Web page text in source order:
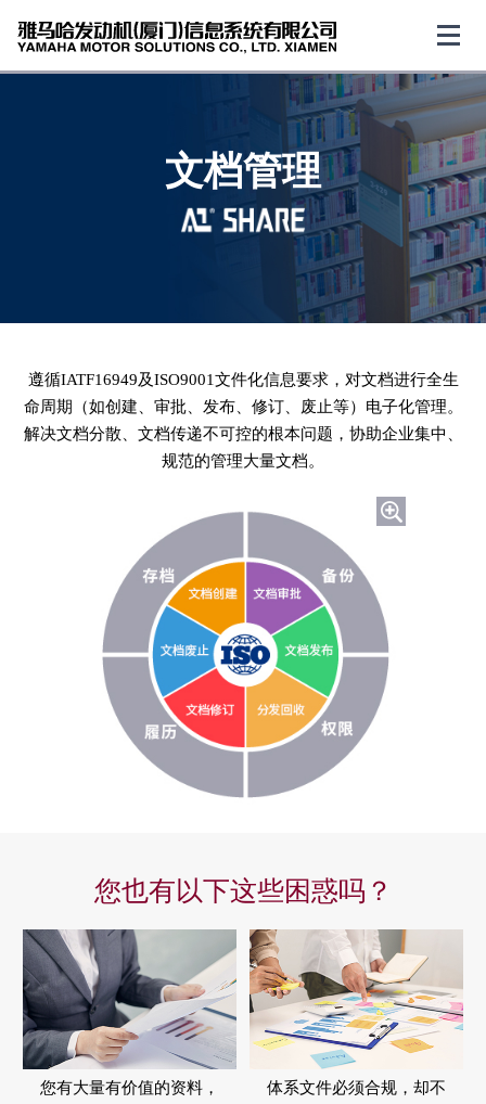
文档管理
遵循IATF16949及ISO9001文件化信息要求，对文档进行全生
命周期（如创建、审批、发布、修订、废止等）电子化管理。
解决文档分散、文档传递不可控的根本问题，协助企业集中、
规范的管理大量文档。
您也有以下这些困惑吗？
您有大量有价值的资料，
体系文件必须合规，却不